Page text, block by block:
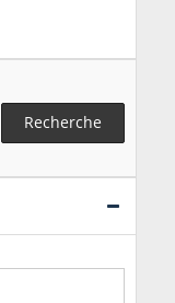
Recherche